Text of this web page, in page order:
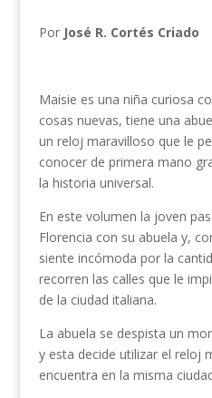
Por José R. Cortés Criado
Maisie es una niña curiosa
cosas nuevas, tiene una
un reloj maravilloso que le
conocer de primera mano
la historia universal.
En este volumen la joven
Florencia con su abuela y,
siente incómoda por la
recorren las calles que le
de la ciudad italiana.
La abuela se despista un
y esta decide utilizar el reloj
encuentra en la misma